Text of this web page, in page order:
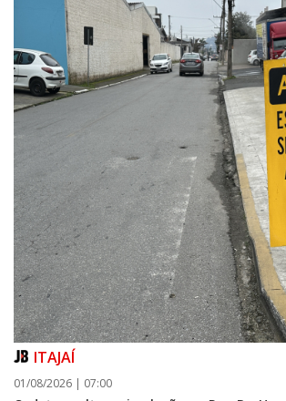
ITAJAÍ
01/08/2026 | 07:00